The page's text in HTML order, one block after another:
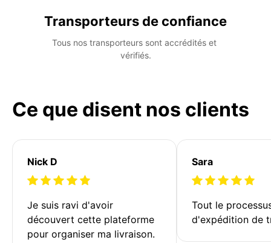
Transporteurs de confiance
Tous nos transporteurs sont accrédités et
vérifiés.
Ce que disent nos clients
Nick D
Je suis ravi d'avoir
découvert cette plateforme
pour organiser ma livraison.
Sara
Tout le
d'expédition de